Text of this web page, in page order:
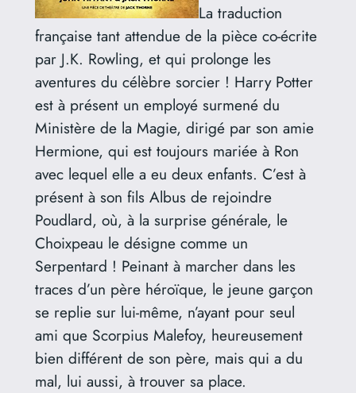
La traduction
française tant attendue de la pièce co-écrite
par J.K. Rowling, et qui prolonge les
aventures du célèbre sorcier ! Harry Potter
est à présent un employé surmené du
Ministère de la Magie, dirigé par son amie
Hermione, qui est toujours mariée à Ron
avec lequel elle a eu deux enfants. C’est à
présent à son fils Albus de rejoindre
Poudlard, où, à la surprise générale, le
Choixpeau le désigne comme un
Serpentard ! Peinant à marcher dans les
traces d’un père héroïque, le jeune garçon
se replie sur lui-même, n’ayant pour seul
ami que Scorpius Malefoy, heureusement
bien différent de son père, mais qui a du
mal, lui aussi, à trouver sa place.